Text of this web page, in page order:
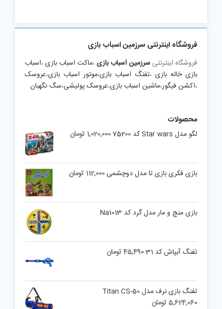
فروشگاه اینترنتی سرزمین اسباب بازی
فروشگاه اینترنتی سرزمین اسباب بازی،ماکت اسباب بازی،اسباب
بازی خاله بازی ،تفنگ اسباب بازی،موتور اسباب بازی،عروسک
،اکشن فیگور،ماشین اسباب بازی،عروسک پولیشی،سگ نگهبان
محصولات
لگو مدل Star wars کد 75200 1,020,000 تومان
بازی فکری بازی تا مدل دوچشمی 112,000 تومان
بازی منچ و مار مدل گرد کد Na1013
تفنگ آبپاش کد 31 45,490تومان
تفنگ بازی نرف مدل Titan CS-50
5,624,060تومان